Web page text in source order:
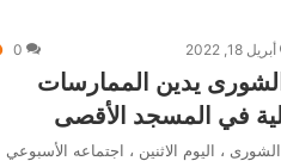
أبريل 18, 2022 0
يدين الممارسات
في المسجد الأقصى
، اليوم الاثنين ، اجتماعه الأسبوعي